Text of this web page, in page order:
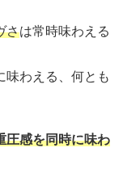
さは常時味わえる
味わえる、何とも
圧感を同時に味わ